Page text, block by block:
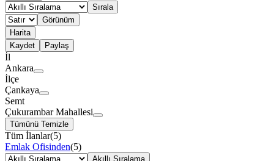
Sırala
Görünüm
Harita
Kaydet
Paylaş
İl
Ankara
İlçe
Çankaya
Semt
Çukurambar Mahallesi
Tümünü Temizle
Tüm İlanlar(5)
Emlak Ofisinden(5)
Akıllı Sıralama